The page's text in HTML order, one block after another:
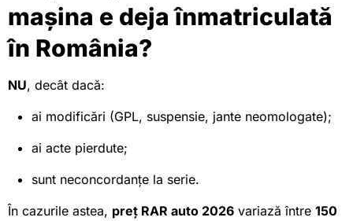
mașina e deja înmatriculată
în România?
NU, decât dacă:
ai modificări (GPL, suspensie, jante neomologate);
ai acte pierdute;
sunt neconcordanțe la serie.
În cazurile astea, preț RAR auto 2026 variază între 150